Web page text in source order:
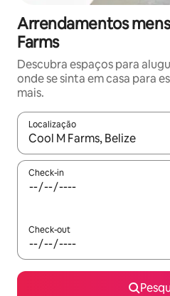
Arrendamentos
Farms
Descubra espaços para
onde se sinta em casa para
mais.
Localização
Quando os resultados
Check-in
Check-out